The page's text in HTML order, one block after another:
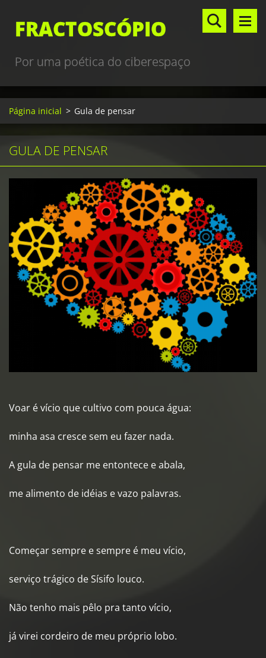
FRACTOSCÓPIO
Por uma poética do ciberespaço
Página inicial > Gula de pensar
GULA DE PENSAR
Voar é vício que cultivo com pouca água:
minha asa cresce sem eu fazer nada.
A gula de pensar me entontece e abala,
me alimento de idéias e vazo palavras.
Começar sempre e sempre é meu vício,
serviço trágico de Sísifo louco.
Não tenho mais pêlo pra tanto vício,
já virei cordeiro de meu próprio lobo.